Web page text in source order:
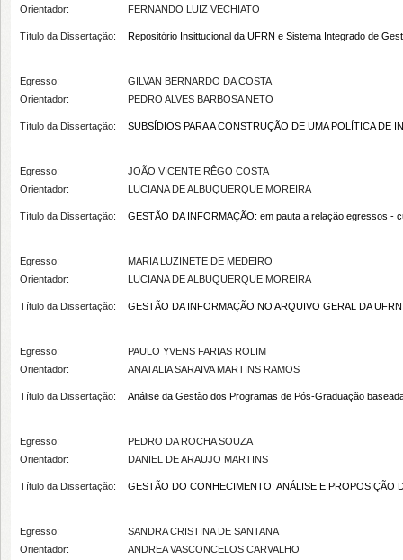
Orientador:
FERNANDO LUIZ VECHIATO
Título da Dissertação: Repositório Insittucional da UFRN e Sistema Integrado de
Egresso:
GILVAN BERNARDO DA COSTA
Orientador:
PEDRO ALVES BARBOSA NETO
Título da Dissertação: SUBSÍDIOS PARA A CONSTRUÇÃO DE UMA POLÍTICA DE
Egresso:
JOÃO VICENTE RÊGO COSTA
Orientador:
LUCIANA DE ALBUQUERQUE MOREIRA
Título da Dissertação: GESTÃO DA INFORMAÇÃO: em pauta a relação egressos -
Egresso:
MARIA LUZINETE DE MEDEIRO
Orientador:
LUCIANA DE ALBUQUERQUE MOREIRA
Título da Dissertação: GESTÃO DA INFORMAÇÃO NO ARQUIVO GERAL DA
Egresso:
PAULO YVENS FARIAS ROLIM
Orientador:
ANATALIA SARAIVA MARTINS RAMOS
Título da Dissertação: Análise da Gestão dos Programas de Pós-Graduação
Egresso:
PEDRO DA ROCHA SOUZA
Orientador:
DANIEL DE ARAUJO MARTINS
Título da Dissertação: GESTÃO DO CONHECIMENTO: ANÁLISE E PROPOSIÇÃO
Egresso:
SANDRA CRISTINA DE SANTANA
Orientador:
ANDREA VASCONCELOS CARVALHO